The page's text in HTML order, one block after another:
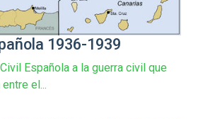
1936-1939
Española a la guerra civil que
el...